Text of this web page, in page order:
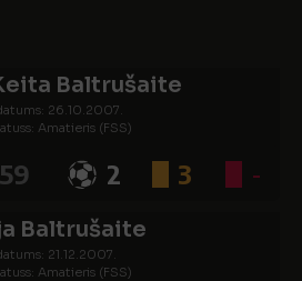
Baltrušaite
26.10.2007.
Amatieris (FSS)
2 3 -
Baltrušaite
21.12.2007.
Amatieris (FSS)